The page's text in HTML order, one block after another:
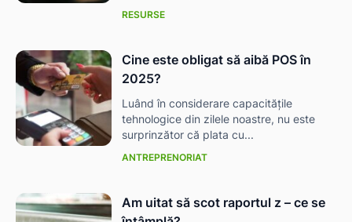
RESURSE
Cine este obligat să aibă POS în
2025?
Luând în considerare capacitățile
tehnologice din zilele noastre, nu este
surprinzător că plata cu...
ANTREPRENORIAT
Am uitat să scot raportul z – ce se